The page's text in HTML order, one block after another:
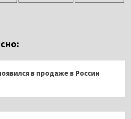
в продаже в России